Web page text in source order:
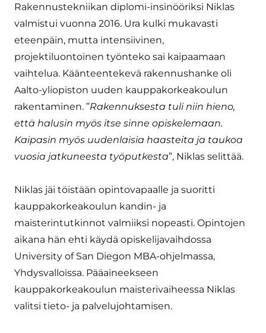
Rakennustekniikan diplomi-insinööriksi Niklas
valmistui vuonna 2016. Ura kulki mukavasti
eteenpäin, mutta intensiivinen,
projektiluontoinen työnteko sai kaipaamaan
vaihtelua. Käänteentekevä rakennushanke oli
Aalto-yliopiston uuden kauppakorkeakoulun
rakentaminen. ”Rakennuksesta tuli niin hieno,
että halusin myös itse sinne opiskelemaan.
Kaipasin myös uudenlaisia haasteita ja taukoa
vuosia jatkuneesta työputkesta”, Niklas selittää.
Niklas jäi töistään opintovapaalle ja suoritti
kauppakorkeakoulun kandin- ja
maisterintutkinnot valmiiksi nopeasti. Opintojen
aikana hän ehti käydä opiskelijavaihdossa
University of San Diegon MBA-ohjelmassa,
Yhdysvalloissa. Pääaineekseen
kauppakorkeakoulun maisterivaiheessa Niklas
valitsi tieto- ja palvelujohtamisen.